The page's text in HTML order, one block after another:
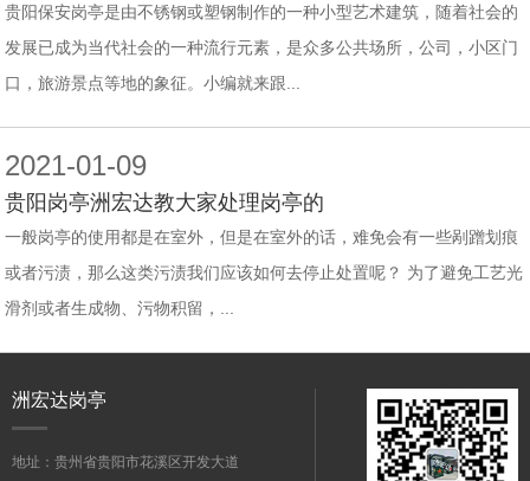
贵阳保安岗亭是由不锈钢或塑钢制作的一种小型艺术建筑，随着社会的
发展已成为当代社会的一种流行元素，是众多公共场所，公司，小区门
口，旅游景点等地的象征。小编就来跟...
2021-01-09
贵阳岗亭洲宏达教大家处理岗亭的
一般岗亭的使用都是在室外，但是在室外的话，难免会有一些剐蹭划痕
或者污渍，那么这类污渍我们应该如何去停止处置呢？ 为了避免工艺光
滑剂或者生成物、污物积留，...
洲宏达岗亭
地址：贵州省贵阳市花溪区开发大道